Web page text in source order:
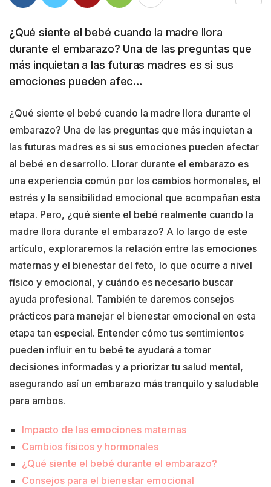
¿Qué siente el bebé cuando la madre llora
durante el embarazo? Una de las preguntas que
más inquietan a las futuras madres es si sus
emociones pueden afec…
¿Qué siente el bebé cuando la madre llora durante el
embarazo? Una de las preguntas que más inquietan a
las futuras madres es si sus emociones pueden afectar
al bebé en desarrollo. Llorar durante el embarazo es
una experiencia común por los cambios hormonales, el
estrés y la sensibilidad emocional que acompañan esta
etapa. Pero, ¿qué siente el bebé realmente cuando la
madre llora durante el embarazo? A lo largo de este
artículo, exploraremos la relación entre las emociones
maternas y el bienestar del feto, lo que ocurre a nivel
físico y emocional, y cuándo es necesario buscar
ayuda profesional. También te daremos consejos
prácticos para manejar el bienestar emocional en esta
etapa tan especial. Entender cómo tus sentimientos
pueden influir en tu bebé te ayudará a tomar
decisiones informadas y a priorizar tu salud mental,
asegurando así un embarazo más tranquilo y saludable
para ambos.
Impacto de las emociones maternas
Cambios físicos y hormonales
¿Qué siente el bebé durante el embarazo?
Consejos para el bienestar emocional